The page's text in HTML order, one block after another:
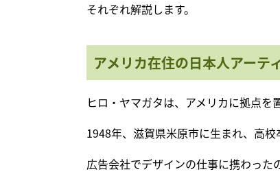
それぞれ解説します。
アメリカ在住の日本人アーテ
ヒロ・ヤマガタは、アメリカに拠点を
1948年、滋賀県米原市に生まれ、高校
広告会社でデザインの仕事に携わった